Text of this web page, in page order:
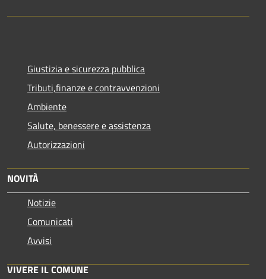
Giustizia e sicurezza pubblica
Tributi,finanze e contravvenzioni
Ambiente
Salute, benessere e assistenza
Autorizzazioni
NOVITÀ
Notizie
Comunicati
Avvisi
VIVERE IL COMUNE